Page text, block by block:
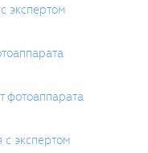
экспертом
фотоаппарата
экспертом